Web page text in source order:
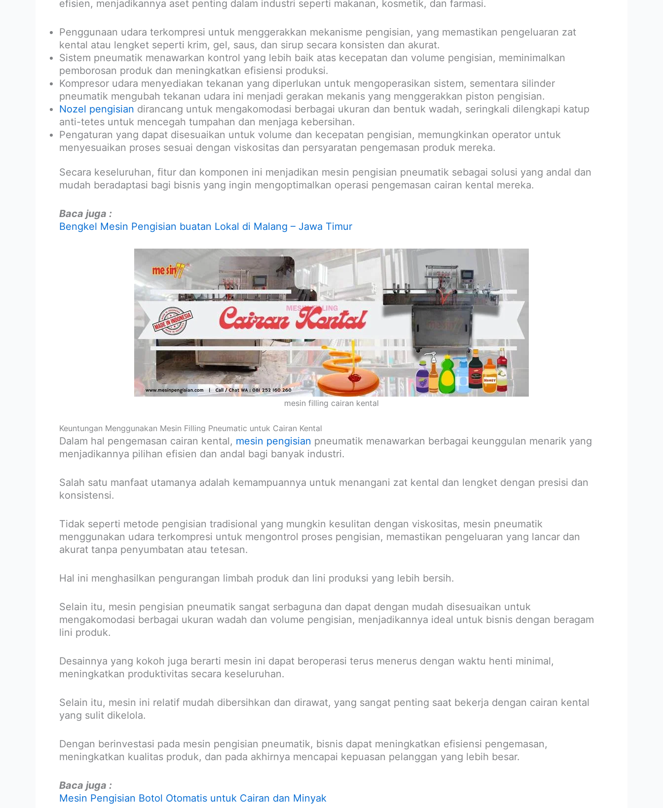
efisien, menjadikannya aset penting dalam industri seperti makanan, kosmetik, dan farmasi.
Penggunaan udara terkompresi untuk menggerakkan mekanisme pengisian, yang memastikan pengeluaran zat
kental atau lengket seperti krim, gel, saus, dan sirup secara konsisten dan akurat.
Sistem pneumatik menawarkan kontrol yang lebih baik atas kecepatan dan volume pengisian, meminimalkan
pemborosan produk dan meningkatkan efisiensi produksi.
Kompresor udara menyediakan tekanan yang diperlukan untuk mengoperasikan sistem, sementara silinder
pneumatik mengubah tekanan udara ini menjadi gerakan mekanis yang menggerakkan piston pengisian.
Nozel pengisian dirancang untuk mengakomodasi berbagai ukuran dan bentuk wadah, seringkali dilengkapi katup
anti-tetes untuk mencegah tumpahan dan menjaga kebersihan.
Pengaturan yang dapat disesuaikan untuk volume dan kecepatan pengisian, memungkinkan operator untuk
menyesuaikan proses sesuai dengan viskositas dan persyaratan pengemasan produk mereka.
Secara keseluruhan, fitur dan komponen ini menjadikan mesin pengisian pneumatik sebagai solusi yang andal dan
mudah beradaptasi bagi bisnis yang ingin mengoptimalkan operasi pengemasan cairan kental mereka.
Baca juga :
Bengkel Mesin Pengisian buatan Lokal di Malang – Jawa Timur
mesin filling cairan kental
Keuntungan Menggunakan Mesin Filling Pneumatic untuk Cairan Kental
Dalam hal pengemasan cairan kental, mesin pengisian pneumatik menawarkan berbagai keunggulan menarik yang
menjadikannya pilihan efisien dan andal bagi banyak industri.
Salah satu manfaat utamanya adalah kemampuannya untuk menangani zat kental dan lengket dengan presisi dan
konsistensi.
Tidak seperti metode pengisian tradisional yang mungkin kesulitan dengan viskositas, mesin pneumatik
menggunakan udara terkompresi untuk mengontrol proses pengisian, memastikan pengeluaran yang lancar dan
akurat tanpa penyumbatan atau tetesan.
Hal ini menghasilkan pengurangan limbah produk dan lini produksi yang lebih bersih.
Selain itu, mesin pengisian pneumatik sangat serbaguna dan dapat dengan mudah disesuaikan untuk
mengakomodasi berbagai ukuran wadah dan volume pengisian, menjadikannya ideal untuk bisnis dengan beragam
lini produk.
Desainnya yang kokoh juga berarti mesin ini dapat beroperasi terus menerus dengan waktu henti minimal,
meningkatkan produktivitas secara keseluruhan.
Selain itu, mesin ini relatif mudah dibersihkan dan dirawat, yang sangat penting saat bekerja dengan cairan kental
yang sulit dikelola.
Dengan berinvestasi pada mesin pengisian pneumatik, bisnis dapat meningkatkan efisiensi pengemasan,
meningkatkan kualitas produk, dan pada akhirnya mencapai kepuasan pelanggan yang lebih besar.
Baca juga :
Mesin Pengisian Botol Otomatis untuk Cairan dan Minyak